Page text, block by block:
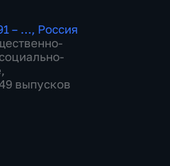
– …, Россия
социально-
,
выпусков